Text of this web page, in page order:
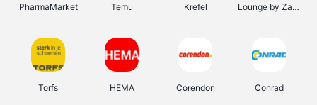
PharmaMarket Temu Krefel Lounge by Zalando
Torfs HEMA Corendon Conrad